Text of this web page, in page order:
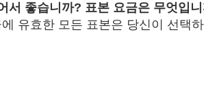
서 좋습니까? 표본 요금은 무엇입
유효한 모든 표본은 당신이 선택